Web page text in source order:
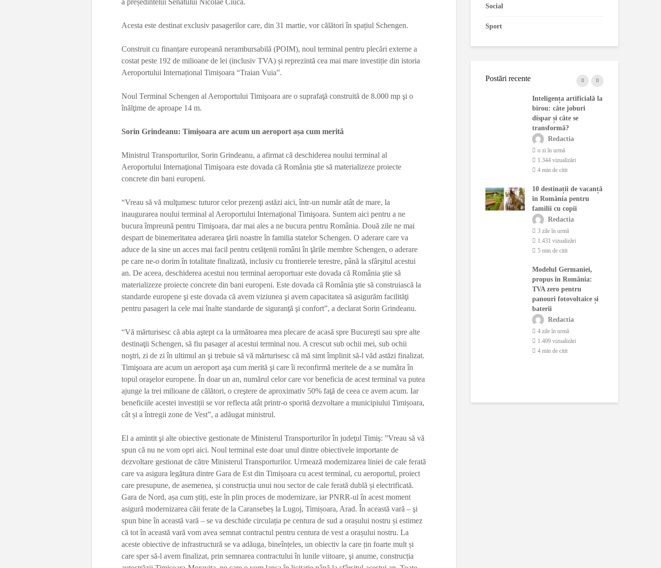
a președintelui Senatului Nicolae Ciucă.
Acesta este destinat exclusiv pasagerilor care, din 31 martie, vor călători în spațiul Schengen.
Construit cu finanțare europeană nerambursabilă (POIM), noul terminal pentru plecări externe a
costat peste 192 de milioane de lei (inclusiv TVA) și reprezintă cea mai mare investiție din istoria
Aeroportului Internațional Timișoara “Traian Vuia”.
Noul Terminal Schengen al Aeroportului Timişoara are o suprafaţă construită de 8.000 mp şi o
înălţime de aproape 14 m.
Sorin Grindeanu: Timișoara are acum un aeroport așa cum merită
Ministrul Transporturilor, Sorin Grindeanu, a afirmat că deschiderea noului terminal al
Aeroportului Internaţional Timişoara este dovada că România ştie să materializeze proiecte
concrete din bani europeni.
“Vreau să vă mulţumesc tuturor celor prezenţi astăzi aici, într-un număr atât de mare, la
inaugurarea noului terminal al Aeroportului Internaţional Timişoara. Suntem aici pentru a ne
bucura împreună pentru Timişoara, dar mai ales a ne bucura pentru România. Două zile ne mai
despart de binemeritatea aderarea ţării noastre în familia statelor Schengen. O aderare care va
aduce de la sine un acces mai facil pentru cetăţenii români în ţările membre Schengen, o aderare
pe care ne-o dorim în totalitate finalizată, inclusiv cu frontierele terestre, până la sfârşitul acestui
an. De aceea, deschiderea acestui nou terminal aeroportuar este dovada că România ştie să
materializeze proiecte concrete din bani europeni. Este dovada că România ştie să construiască la
standarde europene şi este dovada că avem viziunea şi avem capacitatea să asigurăm facilităţi
pentru pasageri la cele mai înalte standarde de siguranţă şi confort”, a declarat Sorin Grindeanu.
“Vă mărturisesc că abia aştept ca la următoarea mea plecare de acasă spre Bucureşti sau spre alte
destinaţii Schengen, să fiu pasager al acestui terminal nou. A crescut sub ochii mei, sub ochii
noştri, zi de zi în ultimul an şi trebuie să vă mărturisesc că mă simt împlinit să-l văd astăzi finalizat.
Timişoara are acum un aeroport aşa cum merită şi care îi reconfirmă meritele de a se număra în
topul oraşelor europene. În doar un an, numărul celor care vor beneficia de acest terminal va putea
ajunge la trei milioane de călători, o creştere de aproximativ 50% faţă de ceea ce avem acum. Iar
beneficiile acestei investiții se vor reflecta atât printr-o sporită dezvoltare a municipiului Timișoara,
cât și a întregii zone de Vest”, a adăugat ministrul.
El a amintit şi alte obiective gestionate de Ministerul Transporturilor în judeţul Timiş: ”Vreau să vă
spun că nu ne vom opri aici. Noul terminal este doar unul dintre obiectivele importante de
dezvoltare gestionat de către Ministerul Transporturilor. Urmează modernizarea liniei de cale ferată
care va asigura legătura dintre Gara de Est din Timișoara cu acest terminal, cu aeroportul, proiect
care presupune, de asemenea, și construcția unui nou sector de cale ferată dublă și electrificată.
Gara de Nord, așa cum știți, este în plin proces de modernizare, iar PNRR-ul în acest moment
asigură modernizarea căii ferate de la Caransebeș la Lugoj, Timișoara, Arad. În această vară – şi
spun bine în această vară – se va deschide circulația pe centura de sud a orașului nostru și estimez
că tot în această vară vom avea semnat contractul pentru centura de vest a orașului nostru. La
aceste obiective de infrastructură se va adăuga, bineînțeles, un obiectiv la care țin foarte mult și
care sper să-l avem finalizat, prin semnarea contractului în lunile viitoare, şi anume, construcția
Social
Sport
Postări recente
Camera Deputaților
Legea merge la Senat
1.368 vizualizări
3 min de citit
Comandamentul
de la Cernavodă
continuă să funcționeze
Redactia
o săptămână în urmă
1.358 vizualizări
3 min de citit
Fermierii primesc vești
bune: bugetul pentru
motorina agricolă
1.341 vizualizări
2 min de citit
Cernavodă
Atac cibernetic asupra
Naționale a
DIICOT va deschide o
o săptămână în urmă
2 min de citit
Inteligența artificială la
birou: câte joburi
dispar și câte se
transformă?
Redactia
o zi în urmă
1.344 vizualizări
4 min de citit
10 destinații de vacanță
în România pentru
familii cu copii
Redactia
3 zile în urmă
1.431 vizualizări
5 min de citit
Modelul Germaniei,
propus în România:
TVA zero pentru
panouri fotovoltaice și
baterii
Redactia
4 zile în urmă
1.409 vizualizări
4 min de citit